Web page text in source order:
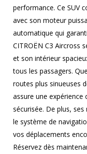
performance. Ce SUV
avec son moteur
automatique qui
CITROËN C3 Aircross
et son intérieur
tous les passagers.
routes plus sinueuses
assure une
sécurisée. De plus,
le système de
vos déplacements
Réservez dès